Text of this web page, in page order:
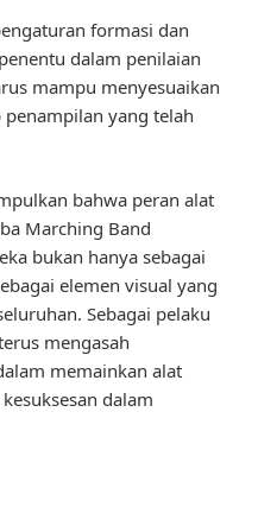
formasi dan
dalam penilaian
mampu menyesuaikan
yang telah
bahwa peran alat
Marching Band
bukan hanya sebagai
elemen visual yang
Sebagai pelaku
mengasah
memainkan alat
dalam